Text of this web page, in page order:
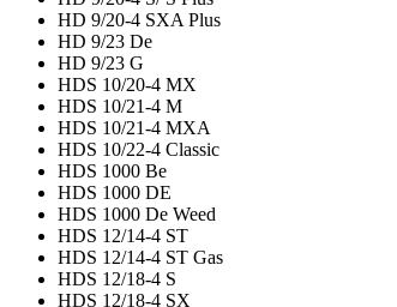
HD 9/20-4 SXA Plus
HD 9/23 De
HD 9/23 G
HDS 10/20-4 MX
HDS 10/21-4 M
HDS 10/21-4 MXA
HDS 10/22-4 Classic
HDS 1000 Be
HDS 1000 DE
HDS 1000 De Weed
HDS 12/14-4 ST
HDS 12/14-4 ST Gas
HDS 12/18-4 S
HDS 12/18-4 SX